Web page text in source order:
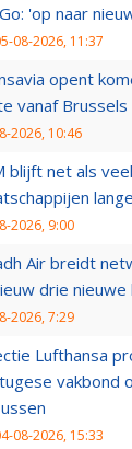
'op naar
08-2026, 11:37
opent
vanaf
2026, 10:46
blijft net als
2026, 9:00
Air breidt
drie
2026, 7:29
Lufthansa
vakbond
08-2026, 15:33